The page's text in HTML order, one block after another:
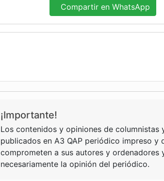
Compartir en WhatsApp
¡Importante!
Los contenidos y opiniones de columnistas
publicados en A3 QAP periódico impreso y
comprometen a sus autores y ordenadores
necesariamente la opinión del periódico.